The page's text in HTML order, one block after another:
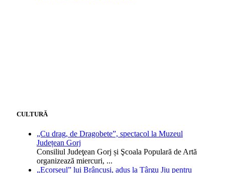
CULTURĂ
„Cu drag, de Dragobete”, spectacol la Muzeul
Județean Gorj
Consiliul Judeţean Gorj și Şcoala Populară de Artă
organizează miercuri, ...
„Ecorșeul” lui Brâncuși, adus la Târgu Jiu pentru